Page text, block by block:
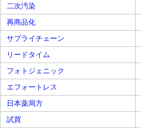
二次汚染
再商品化
サプライチェーン
リードタイム
フォトジェニック
エフォートレス
日本薬局方
試買